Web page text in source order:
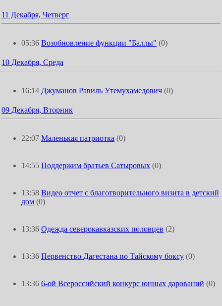
11 Декабря, Четверг
05:36 Возобновление функции "Баллы" (0)
10 Декабря, Среда
16:14 Джуманов Равиль Утемухамедович (0)
09 Декабря, Вторник
22:07 Маленькая патриотка (0)
14:55 Поддержим братьев Сатыровых (0)
13:58 Видео отчет с благотворительного визита в детский
дом (0)
13:36 Одежда северокавказских половцев (2)
13:36 Первенство Дагестана по Тайскому боксу (0)
13:36 6-ой Всероссийский конкурс юнных дарований (0)